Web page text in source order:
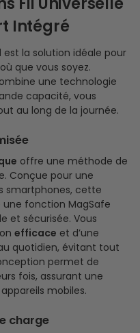
Intégré
est la solution idéale pour
que vous soyez.
une technologie
capacité, vous
au long de la journée.
offre une méthode de
Conçue pour une
smartphones, cette
une fonction MagSafe
et sécurisée. Vous
efficace et d’une
quotidien, évitant tout
permet de
fois, assurant une
mobiles.
charge